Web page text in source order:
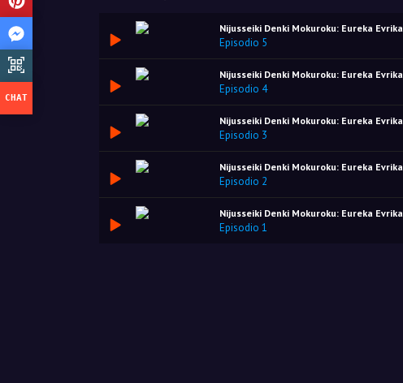
Nijusseiki Denki Mokuroku: Eureka Evrika
Episodio 5
Nijusseiki Denki Mokuroku: Eureka Evrika
Episodio 4
Nijusseiki Denki Mokuroku: Eureka Evrika
Episodio 3
Nijusseiki Denki Mokuroku: Eureka Evrika
Episodio 2
Nijusseiki Denki Mokuroku: Eureka Evrika
Episodio 1